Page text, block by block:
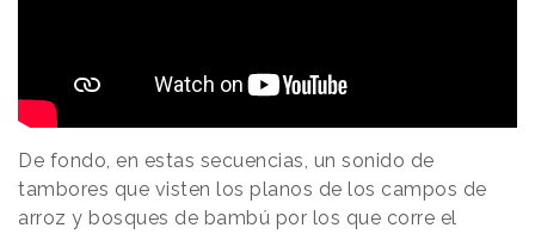
De fondo, en estas secuencias, un sonido de
tambores que visten los planos de los campos de
arroz y bosques de bambú por los que corre el